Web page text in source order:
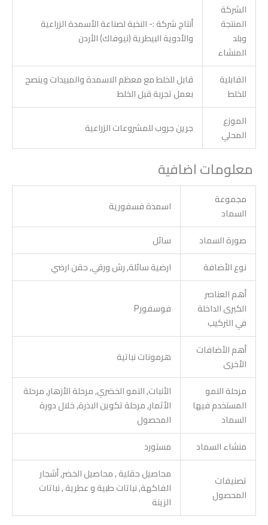
الشركة
المنتجة
وبلد
المنشاء
أنتاج شركة :- النخبة لصناعة الأسمدة الزراعية
والأدوية البيطرية (نيوفاك) الأردن
القابلية
للخلط
قابل للخلط مع معظم الاسمدة والمبيدات وينصح
بعمل تجربة قبل الخلط
الموزع
المحلي
جرين جروب للمشروعات الزراعية
معلومات اضافية
مجموعة
السماد
اسمدة فسفورية
صورة السماد
سائل
نوع الأضافة
ارضية سائلة, رش ورقي, حقن ارضي
أهم العناصر
الكبرى الداخلة
في التركيب
فوسفورP
أهم الأضافات
الأخرى
هرمونات نباتية
مرحلة النمو
المستخدم فيها
السماد
الأنبات, النمو الخضري, مرحلة الأزهار, مرحلة
الأثمار, مرحلة تكوين البذرة, خلال دورة
المحصول
منشاء السماد
مستورد
تصنيفات
المحصول
محاصيل حقلية , محاصيل الخضر, أشجار
الفاكهة, نباتات طبية و عطرية , نباتات
الزينة